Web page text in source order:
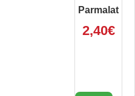
Parmalat
2,40€